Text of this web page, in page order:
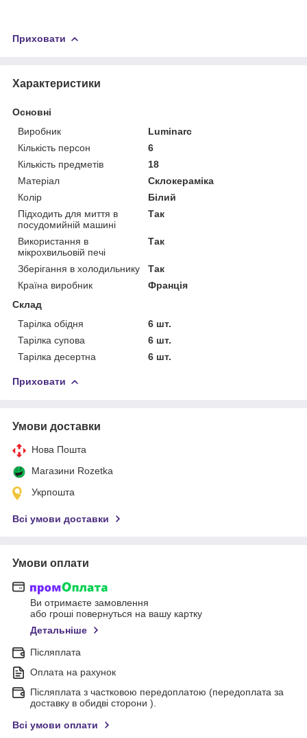
Приховати
Характеристики
Основні
Виробник
Luminarc
Кількість персон
6
Кількість предметів
18
Матеріал
Склокераміка
Колір
Білий
Підходить для миття в
посудомийній машині
Так
Використання в
мікрохвильовій печі
Так
Зберігання в холодильнику
Так
Країна виробник
Франція
Склад
Тарілка обідня
6 шт.
Тарілка супова
6 шт.
Тарілка десертна
6 шт.
Приховати
Умови доставки
Нова Пошта
Магазини Rozetka
Укрпошта
Всі умови доставки
Умови оплати
Ви отримаєте замовлення
або гроші повернуться на вашу картку
Детальніше
Післяплата
Оплата на рахунок
Післяплата з частковою передоплатою (передоплата за
доставку в обидві сторони ).
Всі умови оплати